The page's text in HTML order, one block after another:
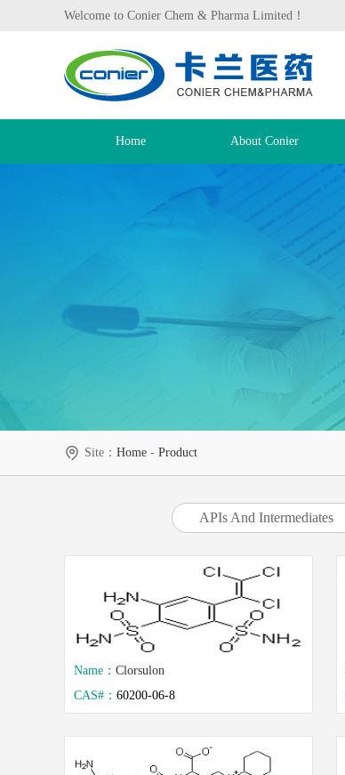
Welcome to Conier Chem & Pharma Limited！
Home About Conier
Site： Home - Product
APIs And Intermediates
Name： Clorsulon
CAS#： 60200-06-8